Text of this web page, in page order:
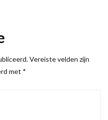
Vereiste velden zijn
met *